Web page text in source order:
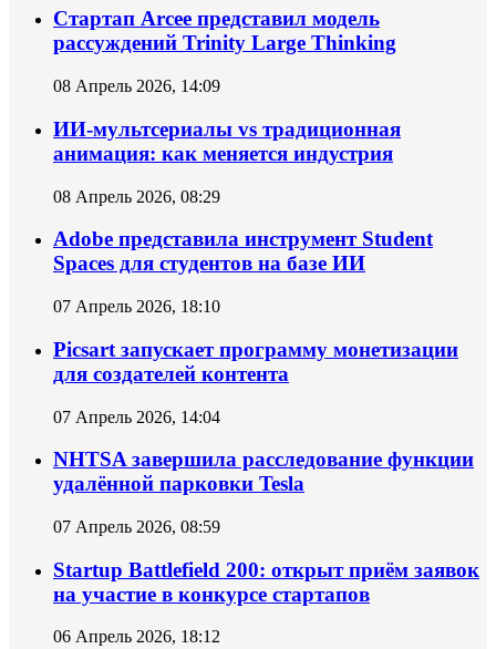
Стартап Arcee представил модель
рассуждений Trinity Large Thinking
08 Апрель 2026, 14:09
ИИ-мультсериалы vs традиционная
анимация: как меняется индустрия
08 Апрель 2026, 08:29
Adobe представила инструмент Student
Spaces для студентов на базе ИИ
07 Апрель 2026, 18:10
Picsart запускает программу монетизации
для создателей контента
07 Апрель 2026, 14:04
NHTSA завершила расследование функции
удалённой парковки Tesla
07 Апрель 2026, 08:59
Startup Battlefield 200: открыт приём заявок
на участие в конкурсе стартапов
06 Апрель 2026, 18:12